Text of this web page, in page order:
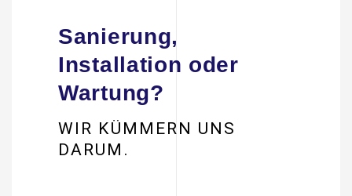
Sanierung,
Installation oder
Wartung?
WIR KÜMMERN UNS
DARUM.